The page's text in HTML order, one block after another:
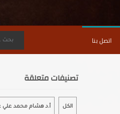
اتصل بنا
تصنيفات متعلقة
الكل أ.د هشام محمد علي